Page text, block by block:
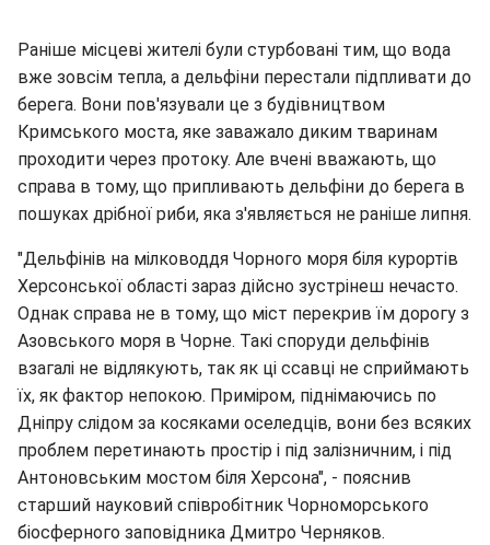
Раніше місцеві жителі були стурбовані тим, що вода
вже зовсім тепла, а дельфіни перестали підпливати до
берега. Вони пов'язували це з будівництвом
Кримського моста, яке заважало диким тваринам
проходити через протоку. Але вчені вважають, що
справа в тому, що припливають дельфіни до берега в
пошуках дрібної риби, яка з'являється не раніше липня.
"Дельфінів на мілководдя Чорного моря біля курортів
Херсонської області зараз дійсно зустрінеш нечасто.
Однак справа не в тому, що міст перекрив їм дорогу з
Азовського моря в Чорне. Такі споруди дельфінів
взагалі не відлякують, так як ці ссавці не сприймають
їх, як фактор непокою. Приміром, піднімаючись по
Дніпру слідом за косяками оселедців, вони без всяких
проблем перетинають простір і під залізничним, і під
Антоновським мостом біля Херсона", - пояснив
старший науковий співробітник Чорноморського
біосферного заповідника Дмитро Черняков.